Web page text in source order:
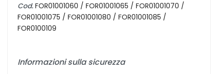
Cod. FOR01001060 / FOR01001065 / FOR01001070 /
FOR01001075 / FOR01001080 / FOR01001085 /
FOR0100109
Informazioni sulla sicurezza